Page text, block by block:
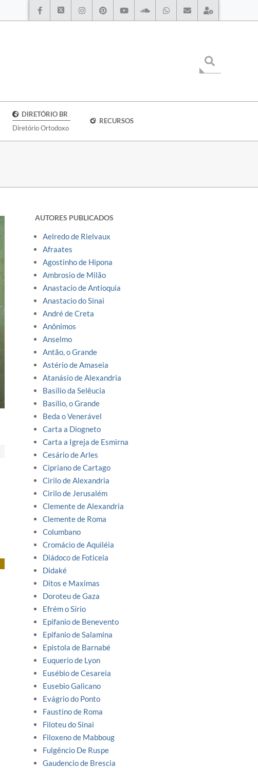
DIRETÓRIO BR
Diretório Ortodoxo
RECURSOS
AUTORES PUBLICADOS
Aelredo de Rielvaux
Afraates
Agostinho de Hipona
Ambrosio de Milão
Anastacio de Antioquia
Anastacio do Sinai
André de Creta
Anônimos
Anselmo
Antão, o Grande
Astério de Amaseia
Atanásio de Alexandria
Basílio da Selêucia
Basílio, o Grande
Beda o Venerável
Carta a Diogneto
Carta a Igreja de Esmirna
Cesário de Arles
Cipriano de Cartago
Cirilo de Alexandria
Cirilo de Jerusalém
Clemente de Alexandria
Clemente de Roma
Columbano
Cromácio de Aquiléia
Diádoco de Foticeia
Didaké
Ditos e Maximas
Doroteu de Gaza
Efrém o Sírio
Epifanio de Benevento
Epifanio de Salamina
Epistola de Barnabé
Euquerio de Lyon
Eusébio de Cesareia
Eusebio Galicano
Evágrio do Ponto
Faustino de Roma
Filoteu do Sinai
Filoxeno de Mabboug
Fulgêncio De Ruspe
Gaudencio de Brescia